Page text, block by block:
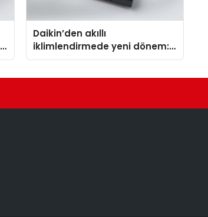
Daikin’den akıllı
iklimlendirmede yeni dönem:
Madoka Plus Türkiye’de